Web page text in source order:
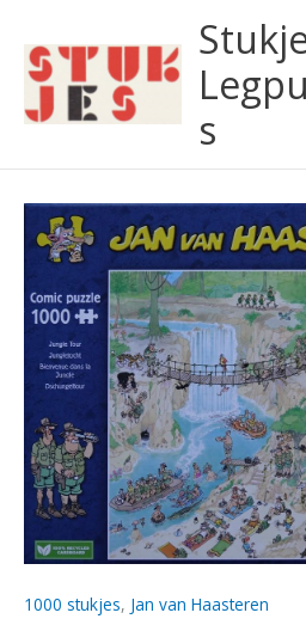
inhoud
s
1000 stukjes, Jan van Haasteren